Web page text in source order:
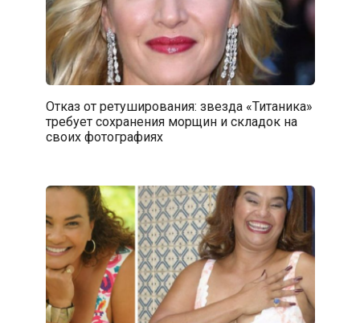
Отказ от ретуширования: звезда «Титаника»
требует сохранения морщин и складок на
своих фотографиях